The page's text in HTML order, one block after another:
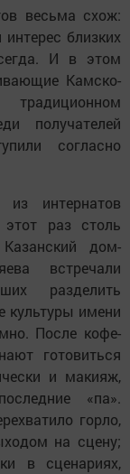
весьма схож:
близких
И в этом
Камско-
получателей
согласно
интернатов
этот раз столь
дом-
встречали
разделить
культуры имени
После кофе-
готовиться
и макияж,
«па».
горло,
на сцену;
в сценариях,